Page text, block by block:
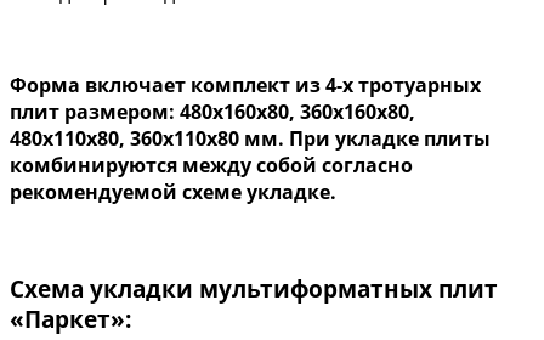
Форма включает комплект из 4-х тротуарных
плит размером: 480х160х80, 360х160х80,
480х110х80, 360х110х80 мм. При укладке плиты
комбинируются между собой согласно
рекомендуемой схеме укладке.
Схема укладки мультиформатных плит
«Паркет»: